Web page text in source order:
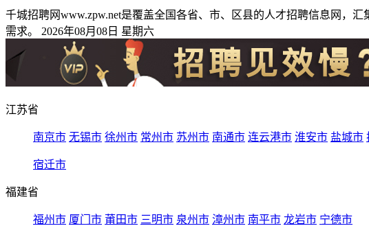
千城招聘网www.zpw.net是覆盖全国各省、市、区县的人才招聘信息网，
需求。 2026年08月08日 星期六
江苏省
南京市 无锡市 徐州市 常州市 苏州市 南通市 连云港市 淮安市 盐城市
宿迁市
福建省
福州市 厦门市 莆田市 三明市 泉州市 漳州市 南平市 龙岩市 宁德市